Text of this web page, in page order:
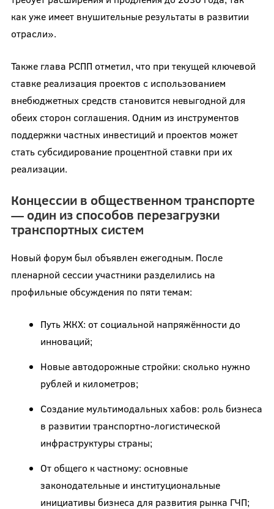
как уже имеет внушительные результаты в развитии
отрасли».
Также глава РСПП отметил, что при текущей ключевой
ставке реализация проектов с использованием
внебюджетных средств становится невыгодной для
обеих сторон соглашения. Одним из инструментов
поддержки частных инвестиций и проектов может
стать субсидирование процентной ставки при их
реализации.
Концессии в общественном транспорте
— один из способов перезагрузки
транспортных систем
Новый форум был объявлен ежегодным. После
пленарной сессии участники разделились на
профильные обсуждения по пяти темам:
Путь ЖКХ: от социальной напряжённости до
инноваций;
Новые автодорожные стройки: сколько нужно
рублей и километров;
Создание мультимодальных хабов: роль бизнеса
в развитии транспортно-логистической
инфраструктуры страны;
От общего к частному: основные
законодательные и институциональные
инициативы бизнеса для развития рынка ГЧП;